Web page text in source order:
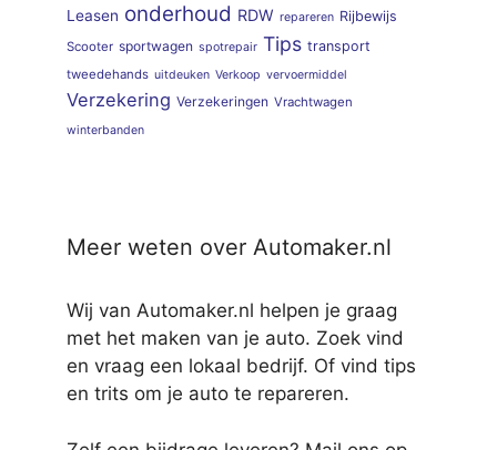
Leasen onderhoud RDW repareren Rijbewijs
Scooter sportwagen spotrepair Tips transport
tweedehands uitdeuken Verkoop vervoermiddel
Verzekering Verzekeringen Vrachtwagen
winterbanden
Meer weten over Automaker.nl
Wij van Automaker.nl helpen je graag
met het maken van je auto. Zoek vind
en vraag een lokaal bedrijf. Of vind tips
en trits om je auto te repareren.